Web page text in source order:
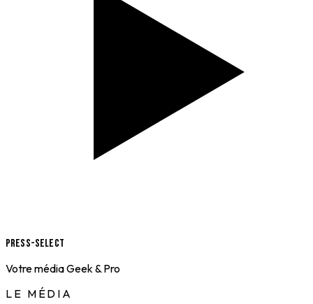
Press-Select
Votre média Geek & Pro
LE MÉDIA